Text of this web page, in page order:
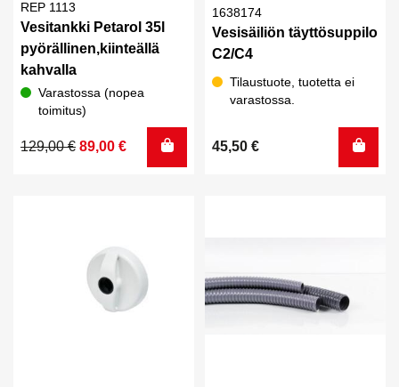
REP 1113
Vesitankki Petarol 35l
pyörällinen,kiinteällä
kahvalla
Varastossa (nopea
toimitus)
129,00€
Alkuperäinen
89,00 €
Nykyinen
1638174
Vesisäiliön täyttösuppilo
C2/C4
Tilaustuote, tuotetta ei
varastossa.
45,50 €